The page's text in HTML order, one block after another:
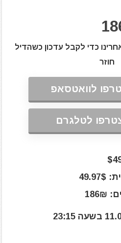
כדי לקבל עדכון כשהדיל
חוזר
לוואטסאפ
לטלגרם